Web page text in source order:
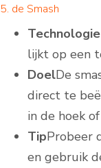
5. de Smash
Technologie
lijkt op een
DoelDe
direct te
in de hoek
TipProbeer
en gebruik